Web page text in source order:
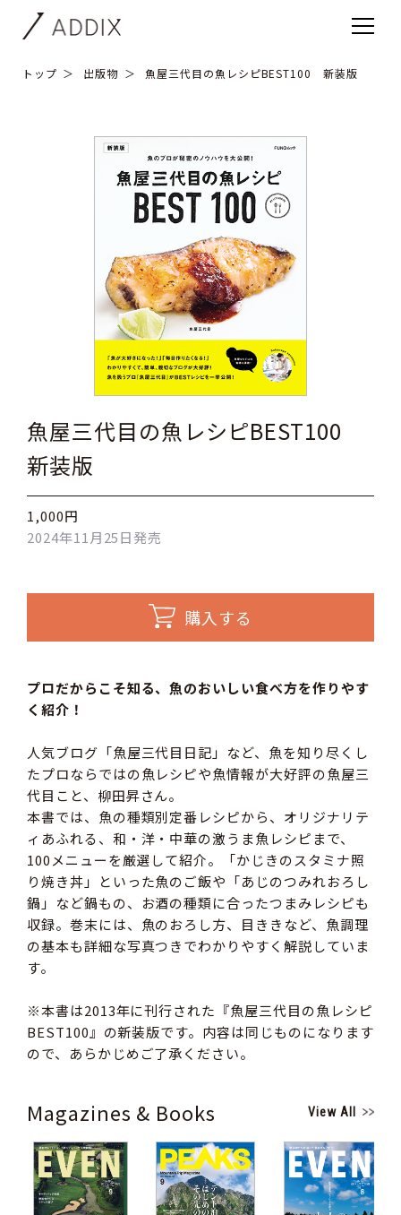
トップ 出版物 魚屋三代目の魚レシピBEST100 新装版
魚屋三代目の魚レシピBEST100
新装版
1,000円
2024年11月25日発売
購入する
プロだからこそ知る、魚のおいしい食べ方を作りやす
く紹介！
人気ブログ「魚屋三代目日記」など、魚を知り尽くし
たプロならではの魚レシピや魚情報が大好評の魚屋三
代目こと、柳田昇さん。
本書では、魚の種類別定番レシピから、オリジナリテ
ィあふれる、和・洋・中華の激うま魚レシピまで、
100メニューを厳選して紹介。「かじきのスタミナ照
り焼き丼」といった魚のご飯や「あじのつみれおろし
鍋」など鍋もの、お酒の種類に合ったつまみレシピも
収録。巻末には、魚のおろし方、目ききなど、魚調理
の基本も詳細な写真つきでわかりやすく解説していま
す。
※本書は2013年に刊行された『魚屋三代目の魚レシピ
BEST100』の新装版です。内容は同じものになります
ので、あらかじめご了承ください。
Magazines & Books View All